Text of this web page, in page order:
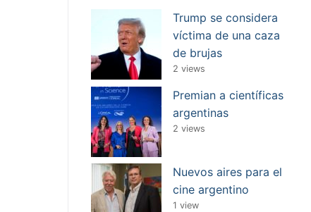
Trump se considera
víctima de una caza
de brujas
2 views
Premian a científicas
argentinas
2 views
Nuevos aires para el
cine argentino
1 view